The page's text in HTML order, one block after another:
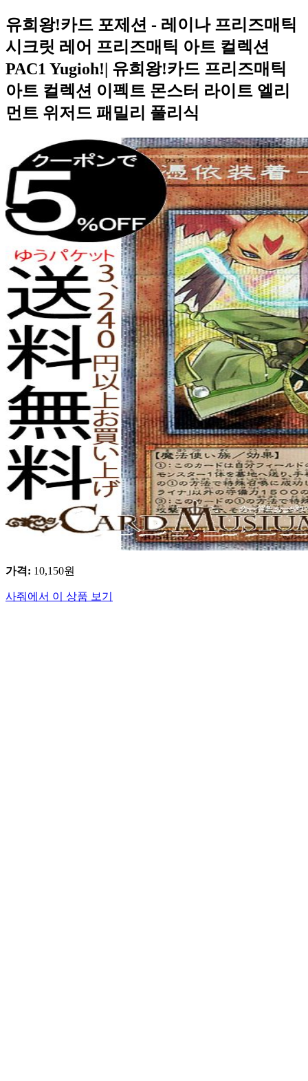
유희왕!카드 포제션 - 레이나 프리즈매틱
시크릿 레어 프리즈매틱 아트 컬렉션
PAC1 Yugioh!| 유희왕!카드 프리즈매틱
아트 컬렉션 이펙트 몬스터 라이트 엘리
먼트 위저드 패밀리 풀리식
가격: 10,150원
사줘에서 이 상품 보기